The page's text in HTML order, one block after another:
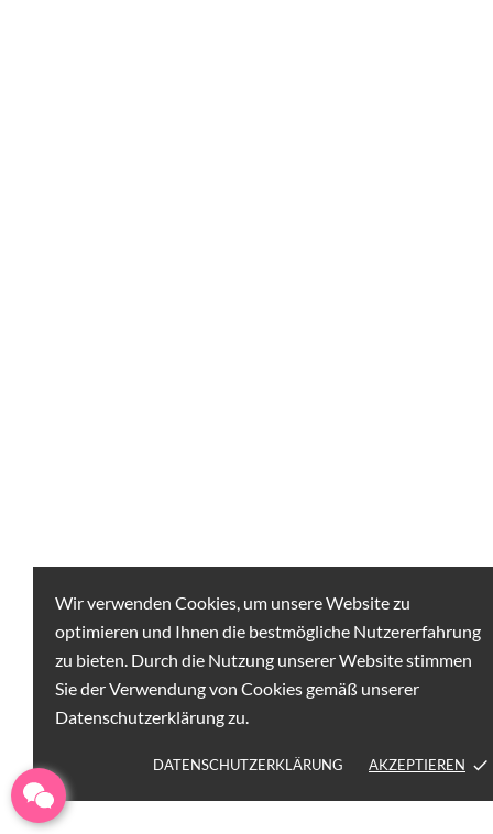
Wir verwenden Cookies, um unsere Website zu
optimieren und Ihnen die bestmögliche Nutzererfahrung
zu bieten. Durch die Nutzung unserer Website stimmen
Sie der Verwendung von Cookies gemäß unserer
Datenschutzerklärung zu.
DATENSCHUTZERKLÄRUNG AKZEPTIEREN done